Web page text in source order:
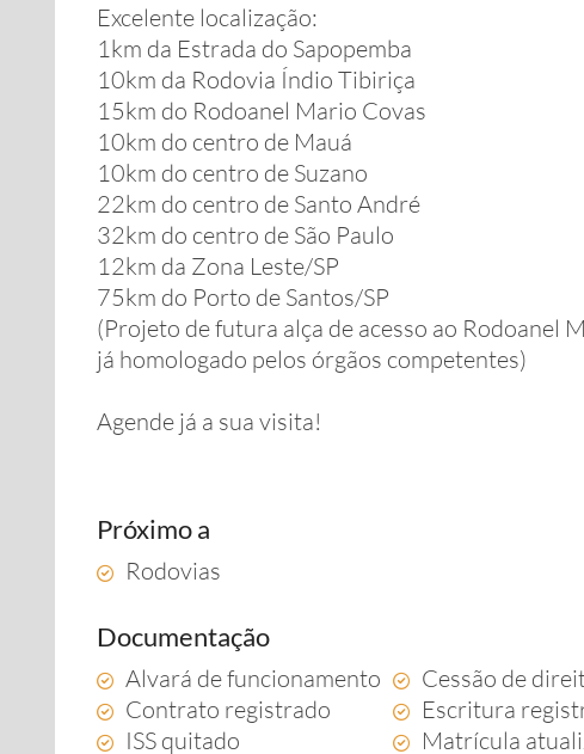
Excelente localização:
1km da Estrada do Sapopemba
10km da Rodovia Índio Tibiriça
15km do Rodoanel Mario Covas
10km do centro de Mauá
10km do centro de Suzano
22km do centro de Santo André
32km do centro de São Paulo
12km da Zona Leste/SP
75km do Porto de Santos/SP
(Projeto de futura alça de acesso ao Rodoanel
já homologado pelos órgãos competentes)
Agende já a sua visita!
Próximo a
Rodovias
Documentação
Alvará de funcionamento Cessão de
Contrato registrado
Escritura
ISS quitado
Matrícula